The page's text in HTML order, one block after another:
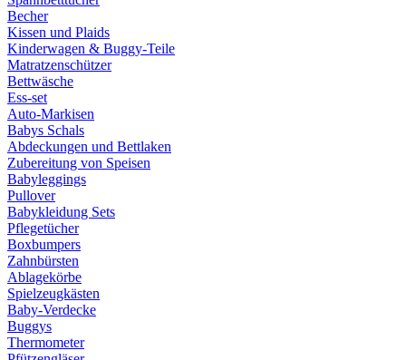
Becher
Kissen und Plaids
Kinderwagen & Buggy-Teile
Matratzenschützer
Bettwäsche
Ess-set
Auto-Markisen
Babys Schals
Abdeckungen und Bettlaken
Zubereitung von Speisen
Babyleggings
Pullover
Babykleidung Sets
Pflegetücher
Boxbumpers
Zahnbürsten
Ablagekörbe
Spielzeugkästen
Baby-Verdecke
Buggys
Thermometer